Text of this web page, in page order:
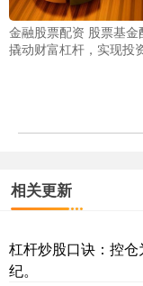
金融股票配资 股票基金
撬动财富杠杆，实现投
相关更新
杠杆炒股口诀：控
纪。